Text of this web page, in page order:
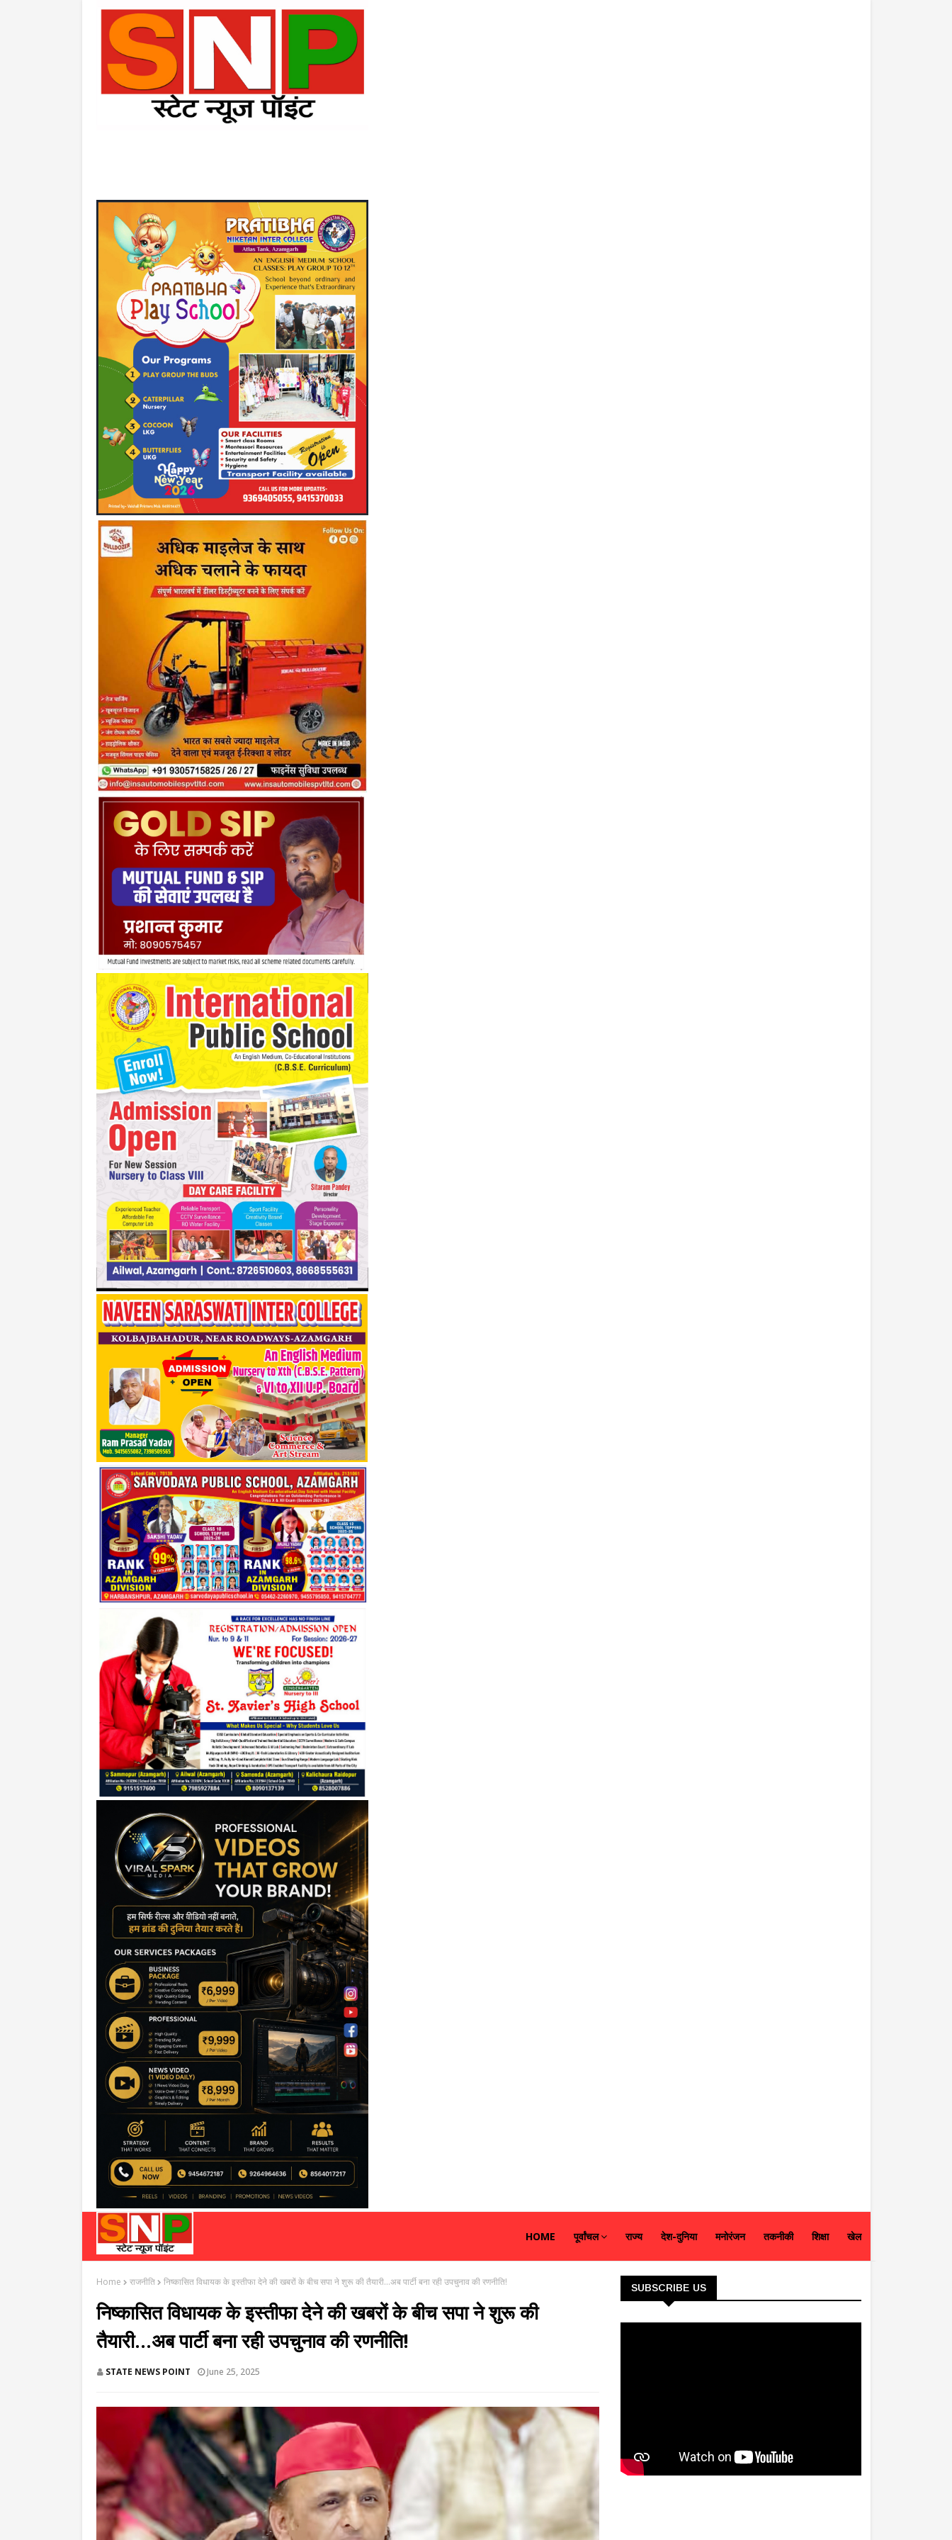
HOME पूर्वांचल राज्य देश-दुनिया मनोरंजन तकनीकी शिक्षा खेल
Home राजनीति निष्कासित विधायक के इस्तीफा देने की खबरों के बीच सपा ने शुरू की तैयारी...अब पार्टी बना रही उपचुनाव की रणनीति!
निष्कासित विधायक के इस्तीफा देने की खबरों के बीच सपा ने शुरू की
तैयारी...अब पार्टी बना रही उपचुनाव की रणनीति!
STATE NEWS POINT June 25, 2025
SUBSCRIBE US